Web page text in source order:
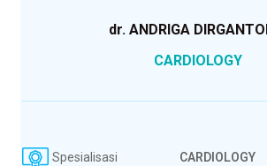
dr. ANDRIGA
CARDIOLOGY
Spesialisasi CARDIOLOGY